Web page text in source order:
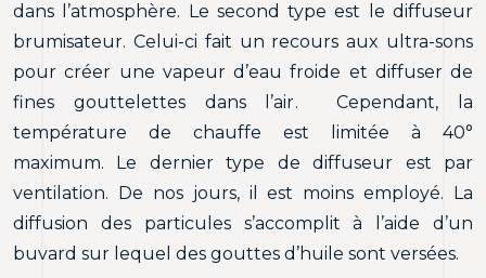
dans l’atmosphère. Le second type est le diffuseur
brumisateur. Celui-ci fait un recours aux ultra-sons
pour créer une vapeur d’eau froide et diffuser de
fines gouttelettes dans l’air. Cependant, la
température de chauffe est limitée à 40°
maximum. Le dernier type de diffuseur est par
ventilation. De nos jours, il est moins employé. La
diffusion des particules s’accomplit à l’aide d’un
buvard sur lequel des gouttes d’huile sont versées.